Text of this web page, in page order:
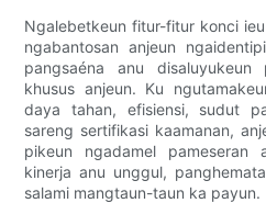
Ngalebetkeun fitur-fitur konci
ngabantosan anjeun
pangsaéna anu
khusus anjeun. Ku
daya tahan, efisiensi, sudut
sareng sertifikasi kaamanan,
pikeun ngadamel pameseran
kinerja anu unggul,
salami mangtaun-taun ka payun.